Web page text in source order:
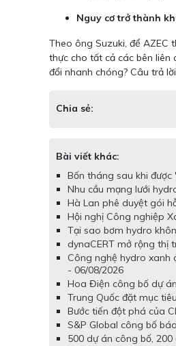
Nguy cơ trở thành
Theo ông Suzuki, để AZEC
thực cho tất cả các bên liên
đổi nhanh chóng? Câu trả
Chia sẻ:
Bài viết khác:
Bốn tháng sau khi
Nhu cầu mạng lưới
Hà Lan phê duyệt gói
Hội nghị Công nghiệp
Tại sao bơm hydro
dynaCERT mở rộng thị
Công nghệ hydro xanh
- 06/08/2026
Hoa Điện công bố dự
Trung Quốc đặt mục
Bước tiến đột phá của
S&P Global công bố
500 dự án công bố,